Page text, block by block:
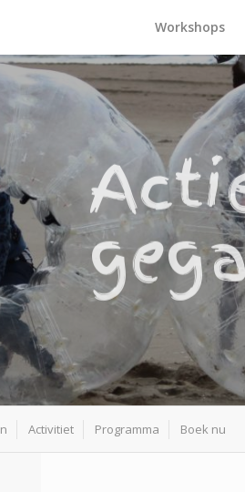
Workshops
Activitiet Programma Boek nu